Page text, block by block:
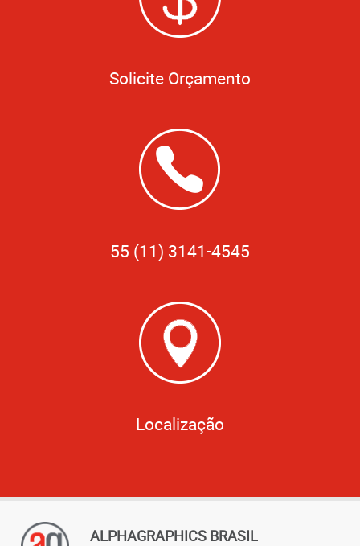
Solicite Orçamento
55 (11) 3141-4545
Localização
ALPHAGRAPHICS BRASIL